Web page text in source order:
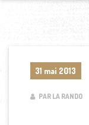
31 mai 2013
PAR LA RANDO